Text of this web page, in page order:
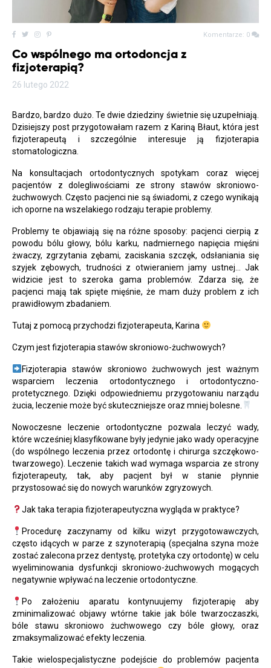
Komentarze: 0
Co wspólnego ma ortodoncja z
fizjoterapią?
26 lutego 2022
Bardzo, bardzo dużo. Te dwie dziedziny świetnie się uzupełniają.
Dzisiejszy post przygotowałam razem z Kariną Błaut, która jest
fizjoterapeutą i szczególnie interesuje ją fizjoterapia
stomatologiczna.
Na konsultacjach ortodontycznych spotykam coraz więcej
pacjentów z dolegliwościami ze strony stawów skroniowo-
żuchwowych. Często pacjenci nie są świadomi, z czego wynikają
ich oporne na wszelakiego rodzaju terapie problemy.
Problemy te objawiają się na różne sposoby: pacjenci cierpią z
powodu bólu głowy, bólu karku, nadmiernego napięcia mięśni
żwaczy, zgrzytania zębami, zaciskania szczęk, odsłaniania się
szyjek zębowych, trudności z otwieraniem jamy ustnej… Jak
widzicie jest to szeroka gama problemów. Zdarza się, że
pacjenci mają tak spięte mięśnie, że mam duży problem z ich
prawidłowym zbadaniem.
Tutaj z pomocą przychodzi fizjoterapeuta, Karina
Czym jest fizjoterapia stawów skroniowo-żuchwowych?
Fizjoterapia stawów skroniowo żuchwowych jest ważnym
wsparciem leczenia ortodontycznego i ortodontyczno-
protetycznego. Dzięki odpowiedniemu przygotowaniu narządu
żucia, leczenie może być skuteczniejsze oraz mniej bolesne.
Nowoczesne leczenie ortodontyczne pozwala leczyć wady,
które wcześniej klasyfikowane były jedynie jako wady operacyjne
(do wspólnego leczenia przez ortodontę i chirurga szczękowo-
twarzowego). Leczenie takich wad wymaga wsparcia ze strony
fizjoterapeuty, tak, aby pacjent był w stanie płynnie
przystosować się do nowych warunków zgryzowych.
Jak taka terapia fizjoterapeutyczna wygląda w praktyce?
Procedurę zaczynamy od kilku wizyt przygotowawczych,
często idących w parze z szynoterapią (specjalna szyna może
zostać zalecona przez dentystę, protetyka czy ortodontę) w celu
wyeliminowania dysfunkcji skroniowo-żuchwowych mogących
negatywnie wpływać na leczenie ortodontyczne.
Po założeniu aparatu kontynuujemy fizjoterapię aby
zminimalizować objawy wtórne takie jak bóle twarzoczaszki,
bóle stawu skroniowo żuchwowego czy bóle głowy, oraz
zmaksymalizować efekty leczenia.
Takie wielospecjalistyczne podejście do problemów pacjenta